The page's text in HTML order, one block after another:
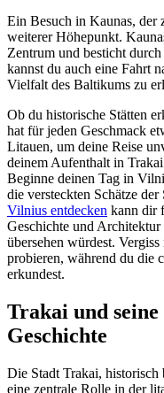
Ein Besuch in Kaunas, der
weiterer Höhepunkt.
Zentrum und besticht
kannst du auch eine Fahrt
Vielfalt des Baltikums zu
Ob du historische Stätten
hat für jeden Geschmack
Litauen, um deine Reise
deinem Aufenthalt in
Beginne deinen Tag in
die versteckten Schätze
Vilnius entdecken kann dir
Geschichte und
übersehen würdest.
probieren, während du die
erkundest.
Trakai und
Geschichte
Die Stadt Trakai, historisch
eine zentrale Rolle in der